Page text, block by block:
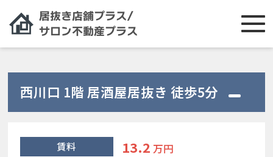
西川口 1階 居酒屋居抜き 徒歩5分
賃料 13.2 万円